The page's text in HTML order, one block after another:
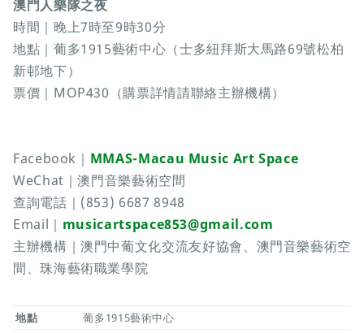
澳門人樂隊之夜
時間｜晚上7時至9時30分
地點｜葡多1915藝術中心（士多紐拜斯大馬路69號松柏
新邨地下）
票價｜MOP430（購票詳情請聯絡主辦機構）
Facebook｜ MMAS-Macau Music Art Space
WeChat｜澳門音樂藝術空間
查詢電話｜(853) 6687 8948
Email｜ musicartspace853@gmail.com
主辦機構｜澳門中葡文化交流友好協會、澳門音樂藝術空
間、珠海藝術職業學院
地點
葡多1915藝術中心